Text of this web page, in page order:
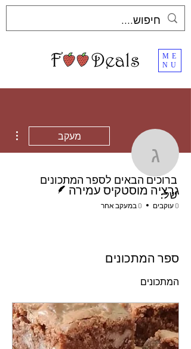
ME
NU
גרציה מוסטקיס
מעקב
גרציה מוסטקיס עמירה
כותב/ת
0 עוקבים 0 במעקב אחר
ברוכים הבאים לספר המתכונים
של:
ספר המתכונים
המתכונים